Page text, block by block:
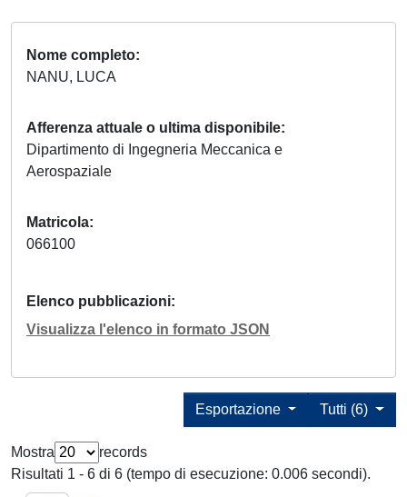
Nome completo
NANU, LUCA
Afferenza attuale o ultima disponibile
Dipartimento di Ingegneria Meccanica e
Aerospaziale
Matricola
066100
Elenco pubblicazioni
Visualizza l'elenco in formato JSON
Tutti (6)
Esportazione
Mostra
records
Risultati 1 - 6 di 6 (tempo di esecuzione: 0.006 secondi).